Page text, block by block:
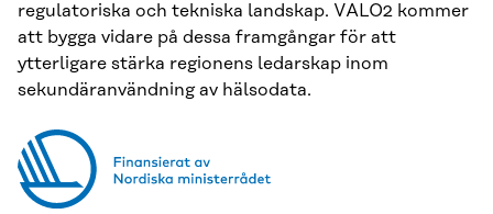
regulatoriska och tekniska landskap. VALO2 kommer
att bygga vidare på dessa framgångar för att
ytterligare stärka regionens ledarskap inom
sekundäranvändning av hälsodata.